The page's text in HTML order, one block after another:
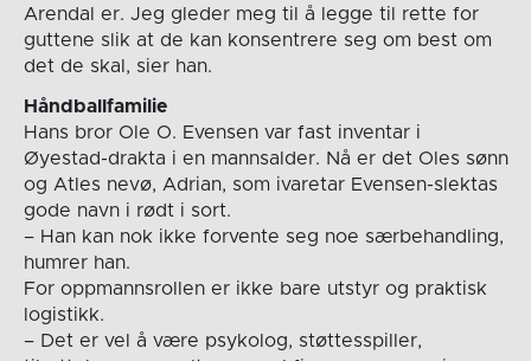
Arendal er. Jeg gleder meg til å legge til rette for
guttene slik at de kan konsentrere seg om best om
det de skal, sier han.
Håndballfamilie
Hans bror Ole O. Evensen var fast inventar i
Øyestad-drakta i en mannsalder. Nå er det Oles sønn
og Atles nevø, Adrian, som ivaretar Evensen-slektas
gode navn i rødt i sort.
– Han kan nok ikke forvente seg noe særbehandling,
humrer han.
For oppmannsrollen er ikke bare utstyr og praktisk
logistikk.
– Det er vel å være psykolog, støttesspiller,